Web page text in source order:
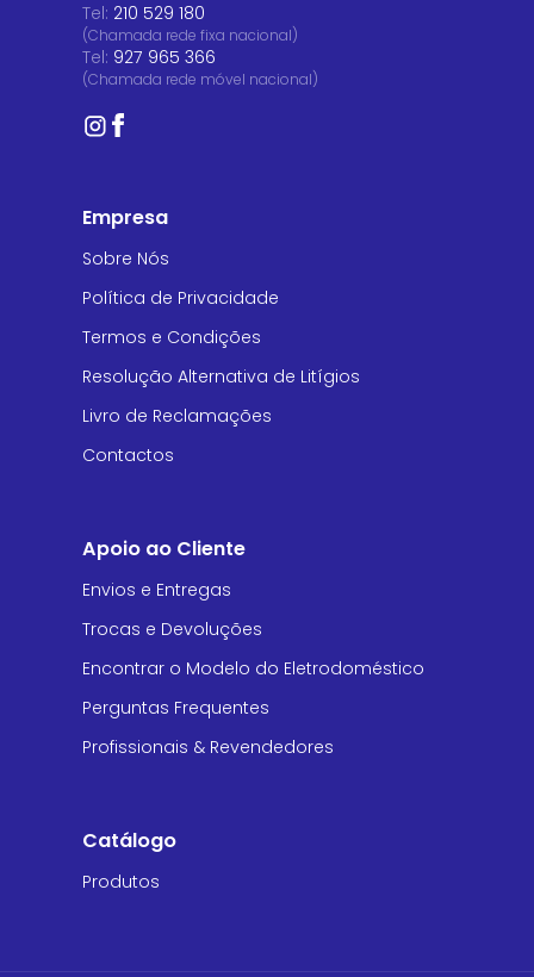
Tel: 210 529 180
(Chamada rede fixa nacional)
Tel: 927 965 366
(Chamada rede móvel nacional)
Empresa
Sobre Nós
Política de Privacidade
Termos e Condições
Resolução Alternativa de Litígios
Livro de Reclamações
Contactos
Apoio ao Cliente
Envios e Entregas
Trocas e Devoluções
Encontrar o Modelo do Eletrodoméstico
Perguntas Frequentes
Profissionais & Revendedores
Catálogo
Produtos